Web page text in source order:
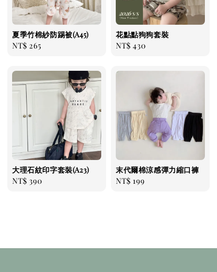
夏季竹棉紗防踢被(A45)
Regular
NT$ 265
花點點狗狗套裝
Regular
NT$ 430
大理石紋印字套裝(A23)
Regular
NT$ 390
末代爾棉涼感彈力縮口褲
Regular
NT$ 199